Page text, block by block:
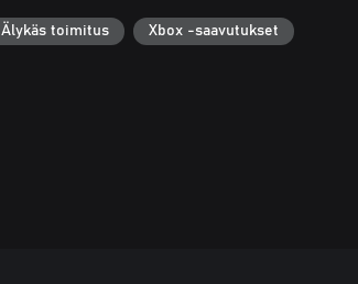
Älykäs toimitus Xbox -saavutukset